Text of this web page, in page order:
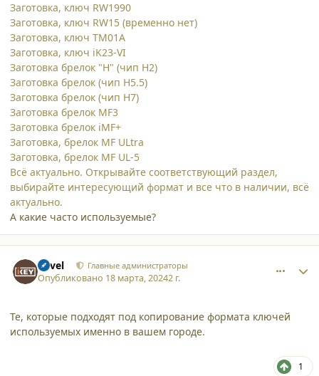
Заготовка, ключ RW1990
Заготовка, ключ RW15 (временно нет)
Заготовка, ключ ТМ01A
Заготовка, ключ iK23-VI
Заготовка брелок "H" (чип H2)
Заготовка брелок (чип H5.5)
Заготовка брелок (чип H7)
Заготовка брелок MF3
Заготовка брелок iMF+
Заготовка, брелок MF ULtra
Заготовка, брелок MF UL-5
Всё актуально. Открывайте соответствующий раздел,
выбирайте интересующий формат и все что в наличии, всё
актуально.
А какие часто используемые?
Pavel Главные администраторы
Опубликовано 18 марта, 20242 г.
Те, которые подходят под копирование формата ключей
используемых именно в вашем городе.
1